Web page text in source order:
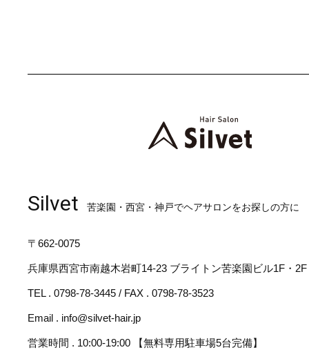
Silvet 苦楽園・西宮・神戸でヘアサロンをお探しの方に
〒662-0075
兵庫県西宮市南越木岩町14-23 ブライトン苦楽園ビル1F・2F
TEL . 0798-78-3445 / FAX . 0798-78-3523
Email . info@silvet-hair.jp
営業時間 . 10:00-19:00 【無料専用駐車場5台完備】